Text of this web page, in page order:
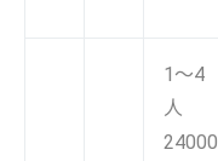
1～4
人
24000